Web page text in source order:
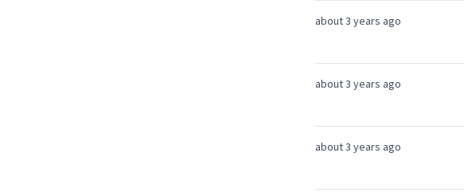
about 3 years ago
about 3 years ago
about 3 years ago